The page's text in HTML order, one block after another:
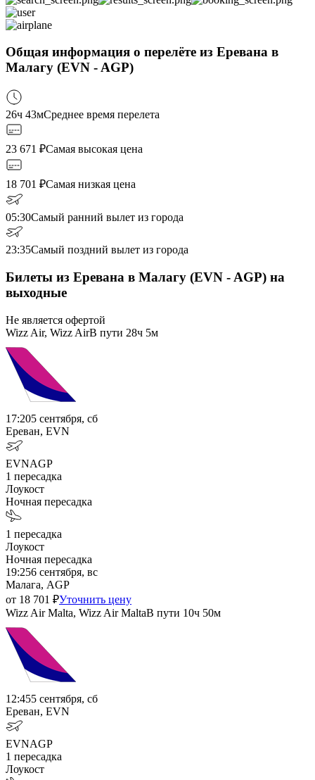
Общая информация о перелёте из Еревана в
Малагу (EVN - AGP)
26ч 43мСреднее время перелета
23 671 ₽Самая высокая цена
18 701 ₽Самая низкая цена
05:30Самый ранний вылет из города
23:35Самый поздний вылет из города
Билеты из Еревана в Малагу (EVN - AGP) на
выходные
Не является офертой
Wizz Air, Wizz AirВ пути 28ч 5м
17:205 сентября, сб
Ереван, EVN
EVNAGP
1 пересадка
Лоукост
Ночная пересадка
1 пересадка
Лоукост
Ночная пересадка
19:256 сентября, вс
Малага, AGP
от 18 701 ₽Уточнить цену
Wizz Air Malta, Wizz Air MaltaВ пути 10ч 50м
12:455 сентября, сб
Ереван, EVN
EVNAGP
1 пересадка
Лоукост